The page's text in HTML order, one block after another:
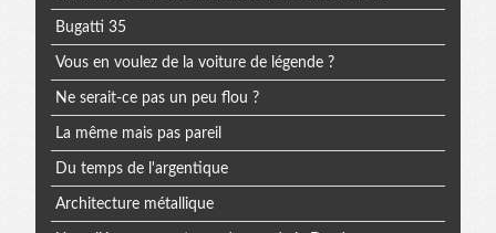
Bugatti 35
Vous en voulez de la voiture de légende ?
Ne serait-ce pas un peu flou ?
La même mais pas pareil
Du temps de l'argentique
Architecture métallique